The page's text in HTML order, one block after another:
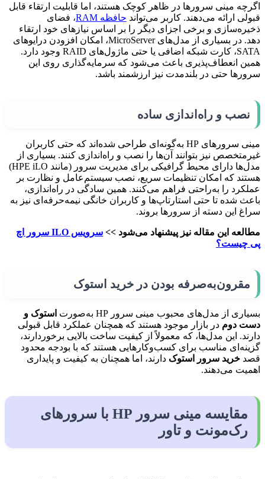
اگرچه مینی سرورها در ظاهر کوچک هستند، اما قابلیت ارتقاء قابل
قبولی ارائه می‌دهند. کاربر می‌تواند حافظه RAM
، فضای
ذخیره‌سازی و برخی اجزای دیگر را بر اساس نیازهای خود ارتقاء
دهد. در بسیاری از مدل‌های MicroServer، امکان افزودن درایوهای
SATA، کارت شبکه اضافی یا حتی ماژول‌های RAID وجود دارد.
همین انعطاف‌پذیری باعث می‌شود که سرمایه‌گذاری روی این
سرورها حتی در بلندمدت نیز ارزشمند باشد.
نصب و راه‌اندازی ساده
مینی سرورهای HP به‌گونه‌ای طراحی شده‌اند که حتی کاربران
غیرمتخصص نیز بتوانند آن‌ها را نصب و راه‌اندازی کنند. بسیاری از
مدل‌ها دارای محیط گرافیکی برای مدیریت سرور (مانند HPE iLO)
هستند که امکان تنظیمات سریع، نصب سیستم‌عامل و نظارت بر
عملکرد را به‌راحتی فراهم می‌کنند. همین سادگی در راه‌اندازی،
باعث شده تا حتی استارتاپ‌ها و کاربران خانگی نیمه‌حرفه‌ای نیز به
سراغ این دسته از سرورها بروند.
مطالعه این مقاله نیز پیشنهاد می‌شود >>
سرویس ILO سرور اچ
پی چیست؟
مقرون‌به‌صرفه بودن در خرید استوک
بسیاری از مدل‌های محبوب مینی سرور HP به‌صورت
استوک و
دست دوم در بازار موجود هستند که همچنان عملکرد قابل قبولی
دارند. این مدل‌ها، که معمولاً از کیفیت ساخت بالایی برخوردارند،
گزینه‌ای مناسب برای کسب‌وکارهایی هستند که با بودجه محدود
قصد خرید سرور استوک دارند، اما همچنان به کیفیت و پایداری
اهمیت می‌دهند.
مقایسه مینی سرور HP با سرورهای
رک‌مونت و تاور